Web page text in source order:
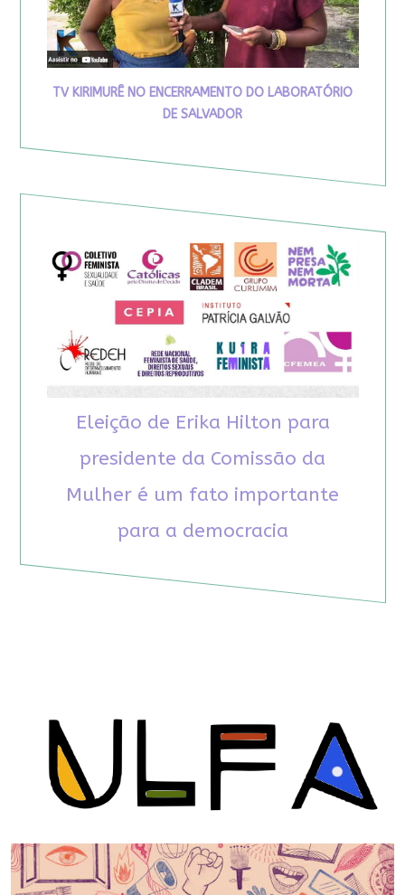
TV KIRIMURÊ NO ENCERRAMENTO DO LABORATÓRIO
DE SALVADOR
Eleição de Erika Hilton para
presidente da Comissão da
Mulher é um fato importante
para a democracia